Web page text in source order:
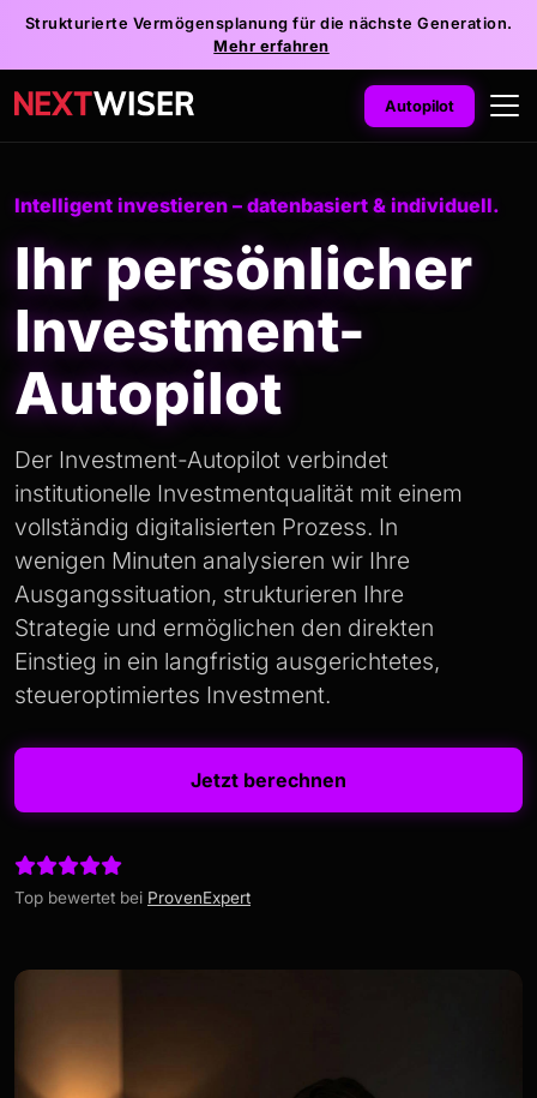
Strukturierte Vermögensplanung für die nächste Generation.
Mehr erfahren
Autopilot
Intelligent investieren – datenbasiert & individuell.
Ihr persönlicher
Investment-
Autopilot
Der Investment-Autopilot verbindet
institutionelle Investmentqualität mit einem
vollständig digitalisierten Prozess. In
wenigen Minuten analysieren wir Ihre
Ausgangs­situation, strukturieren Ihre
Strategie und ermöglichen den direkten
Einstieg in ein langfristig ausgerichtetes,
steueroptimiertes Investment.
Jetzt berechnen
Top bewertet bei ProvenExpert